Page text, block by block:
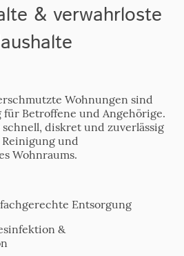
& verwahrloste
Wohnungen sind
für Betroffene und Angehörige.
diskret und zuverlässig
und
Wohnraums.
Entsorgung
&